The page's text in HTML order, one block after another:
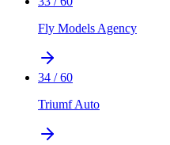
Fly Models Agency
34 /60
Triumf Auto